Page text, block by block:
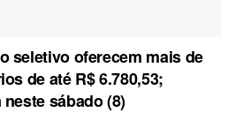
seletivo oferecem mais de
de até R$ 6.780,53;
sábado (8)